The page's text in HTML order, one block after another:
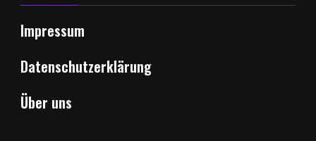
Impressum
Datenschutzerklärung
Über uns